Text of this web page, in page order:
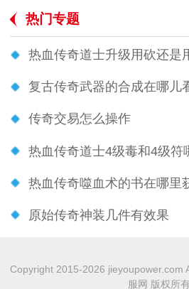
热门专题
热血传奇道士升级用砍还是
复古传奇武器的合成在哪儿
传奇交易怎么操作
热血传奇道士4级毒和4级符
热血传奇噬血术的书在哪里
原始传奇神装几件有效果
Copyright 2015-2026 jieyoupower.com
服网 版权所有